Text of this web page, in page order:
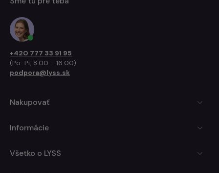
+420 777 33 91 95
(Po-Pi, 8:00 - 16:00)
podpora@lyss.sk
Nakupovať
Informácie
Všetko o LYSS